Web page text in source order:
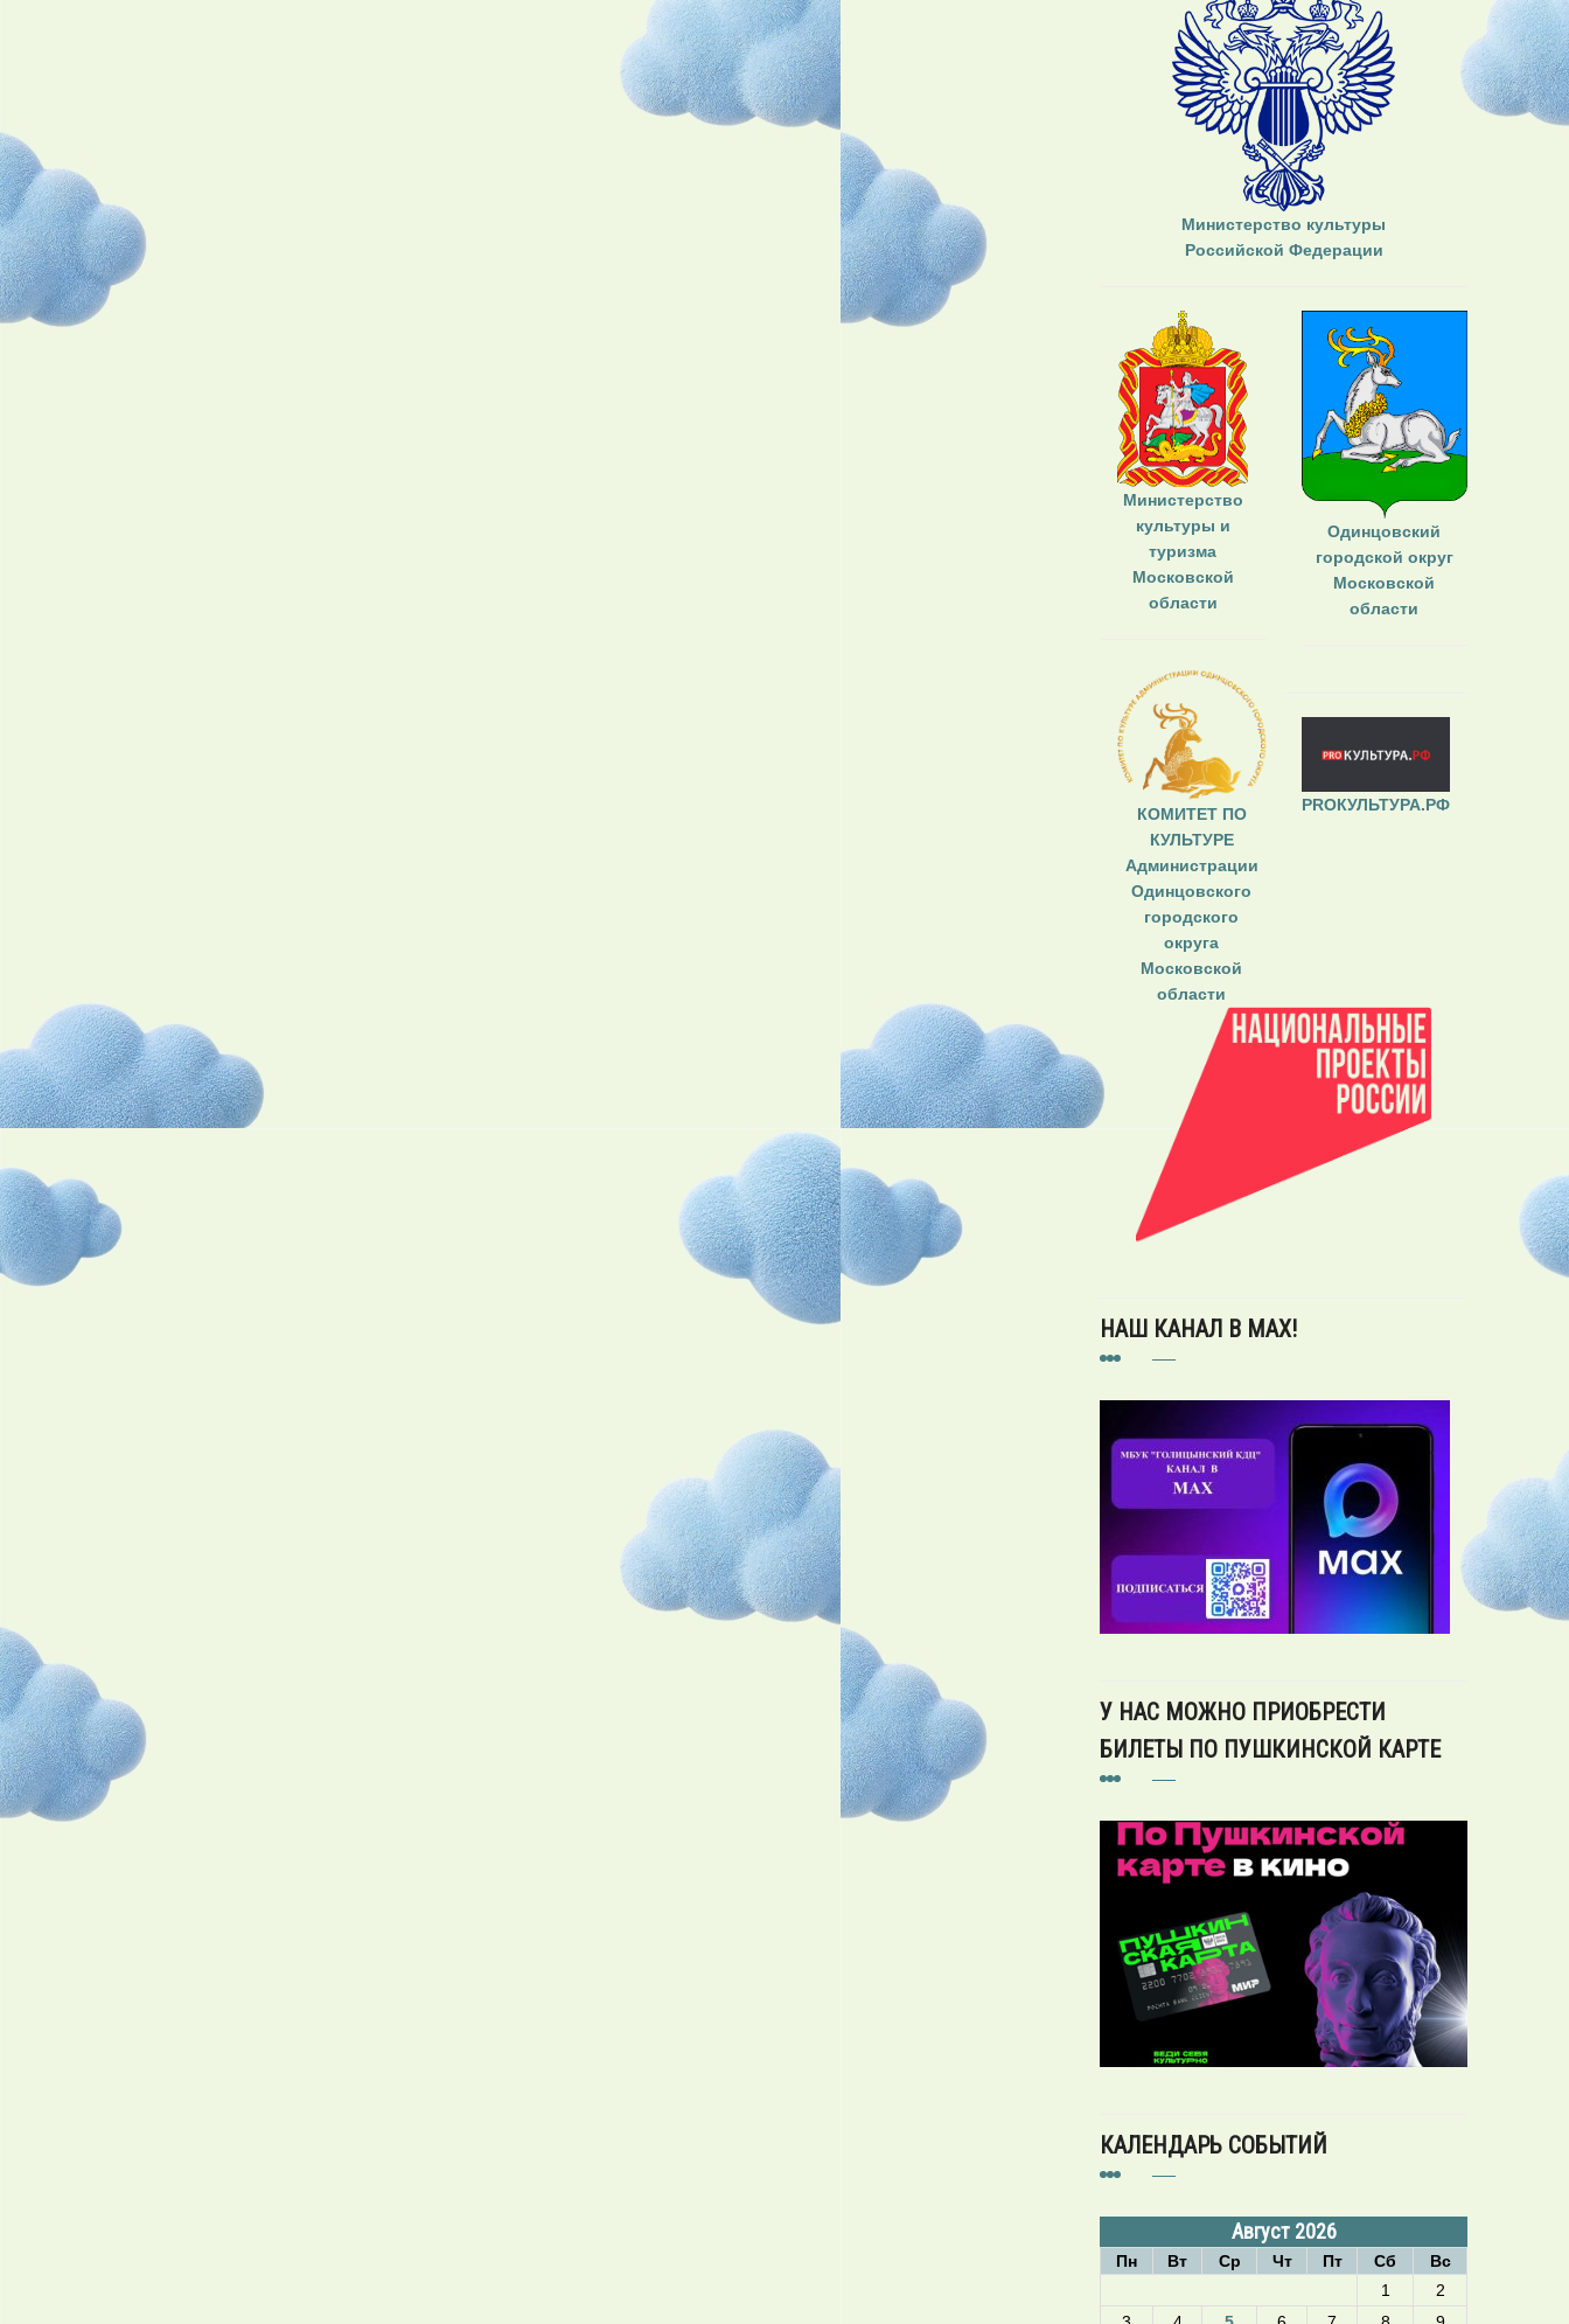
Министерство культуры
Российской Федерации
Министерство
культуры и
туризма
Московской
области
Одинцовский
городской округ
Московской
области
КОМИТЕТ ПО
КУЛЬТУРЕ
Администрации
Одинцовского
городского
округа
Московской
области
PROКУЛЬТУРА.РФ
НАШ КАНАЛ В MAX!
У НАС МОЖНО ПРИОБРЕСТИ
БИЛЕТЫ ПО ПУШКИНСКОЙ КАРТЕ
КАЛЕНДАРЬ СОБЫТИЙ
Август 2026
Пн Вт Ср Чт Пт Сб
Вс
1
2